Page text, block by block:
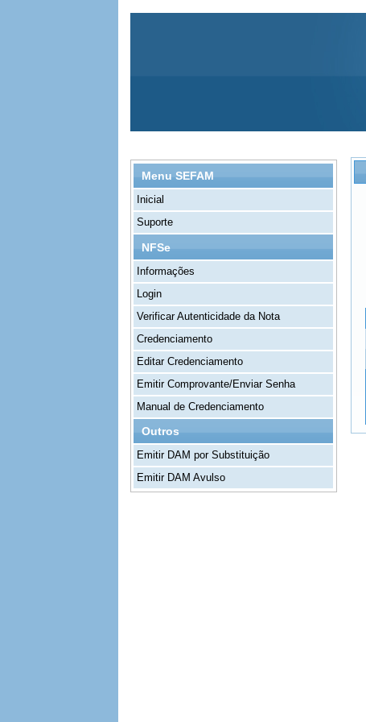
Menu SEFAM
Inicial
Suporte
NFSe
Informações
Login
Verificar Autenticidade da Nota
Credenciamento
Editar Credenciamento
Emitir Comprovante/Enviar Senha
Manual de Credenciamento
Outros
Emitir DAM por Substituição
Emitir DAM Avulso